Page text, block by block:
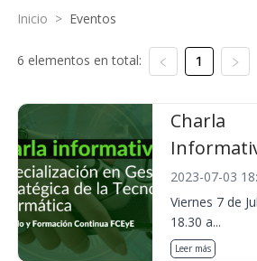
Inicio > Eventos
6 elementos en total: 1
Charla
2023-07-03
Viernes 7 de
18.30 a...
Leer más